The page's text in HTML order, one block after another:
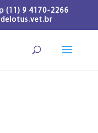
(11) 9 4170-2266